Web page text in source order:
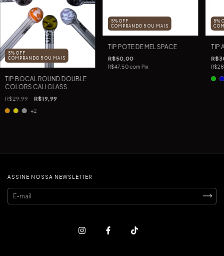
5% OFF
COMPRANDO 5 OU MAIS
TIP BOCAL ROUND DOUBLE
COLORS CALI GLASS
R$29,99 R$19,99
+2
5% OFF
COMPRANDO 5 OU MAIS
TIP POTE DE MEL SPACE
R$50,00
R$47,50com Pix
5%
TIP
ASSINE NOSSA NEWSLETTER